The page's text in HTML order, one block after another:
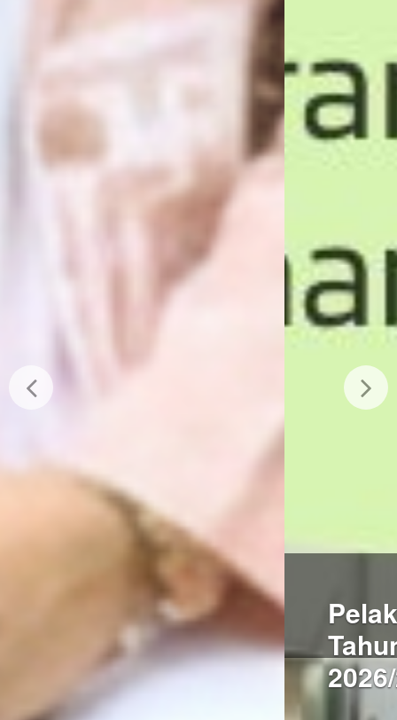
Pelaksanaan SPMB
Tahun Pelajaran
2026/2027